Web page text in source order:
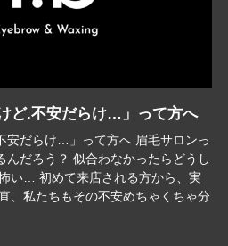
ど.不安だらけ…」って方へ
安だらけ…」って方へ 眉毛サロンっ
んだろう？ 似合わなかったらどうし
い… 初めて来店される方から、実
、私たちもその不安めちゃくちゃ分